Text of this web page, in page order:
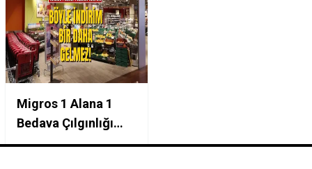
Migros 1 Alana 1
Bedava Çılgınlığı
Başladı! 27-30 Ocak